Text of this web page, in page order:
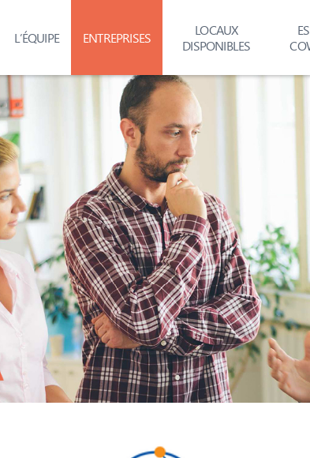
L’ÉQUIPE ENTREPRISES
LOCAUX
DISPONIBLES